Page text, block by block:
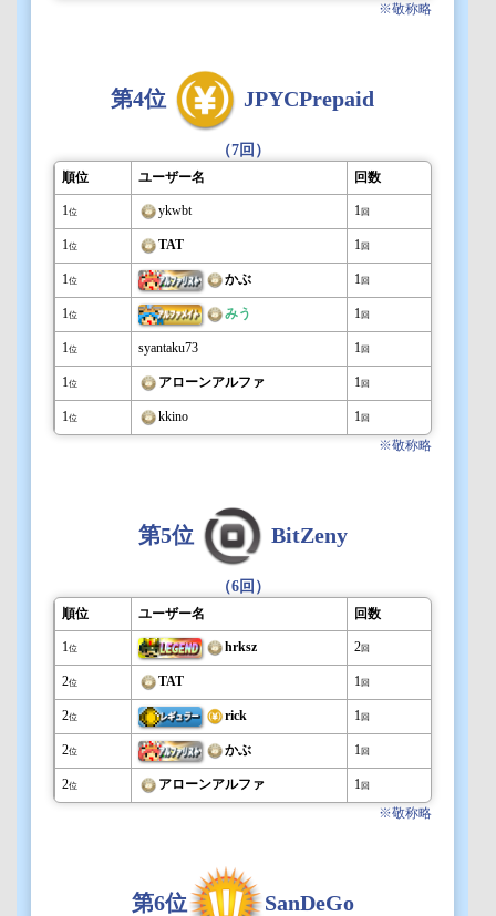
※敬称略
第4位 JPYCPrepaid
（7回）
順位 ユーザー名 回数
1 位 ykwbt 1 回
1 位 TAT 1 回
1 位 かぶ 1 回
1 位 みう 1 回
1 位 syantaku73 1 回
1 位 アローンアルファ 1 回
1 位 kkino 1 回
※敬称略
第5位 BitZeny
（6回）
順位 ユーザー名 回数
1 位 hrksz 2回
2位 TAT 1 回
2位 rick 1 回
2位 かぶ 1 回
2位 アローンアルファ 1 回
※敬称略
第6位 SanDeGo